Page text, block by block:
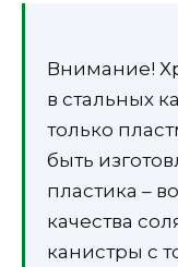
Внимание!
в стальных
только
быть
пластика –
качества
канистры с